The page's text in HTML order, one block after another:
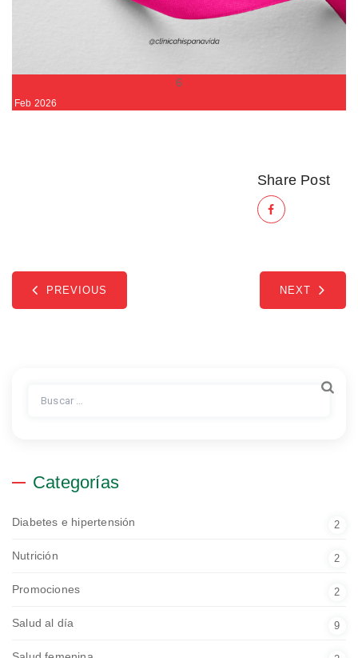
6
Feb 2026
Share Post
PREVIOUS NEXT
Categorías
Diabetes e hipertensión 2
Nutrición 2
Promociones 2
Salud al día 9